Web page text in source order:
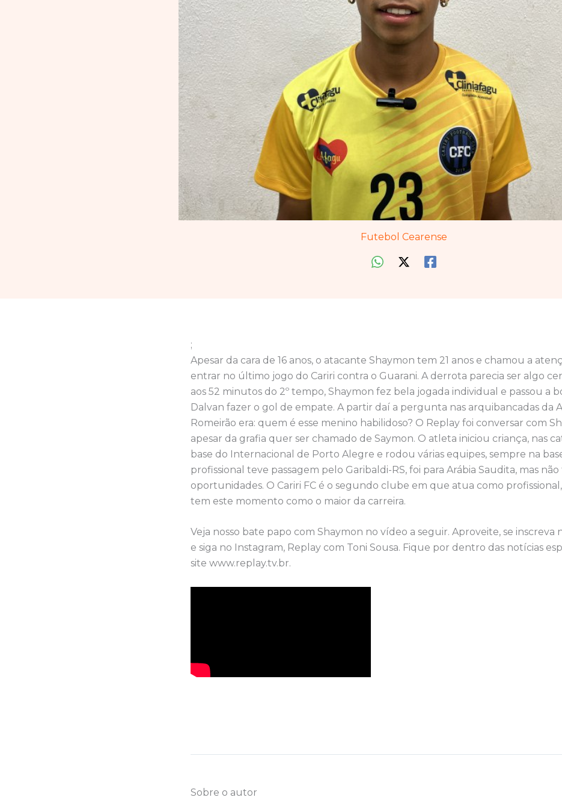
Futebol Cearense
;
Apesar da cara de 16 anos, o atacante Shaymon tem 21 anos e chamou a
entrar no último jogo do Cariri contra o Guarani. A derrota parecia ser algo
aos 52 minutos do 2º tempo, Shaymon fez bela jogada individual e passou a
Dalvan fazer o gol de empate. A partir daí a pergunta nas arquibancadas da
Romeirão era: quem é esse menino habilidoso? O Replay foi conversar com
apesar da grafia quer ser chamado de Saymon. O atleta iniciou criança, nas
base do Internacional de Porto Alegre e rodou várias equipes, sempre na
profissional teve passagem pelo Garibaldi-RS, foi para Arábia Saudita, mas
oportunidades. O Cariri FC é o segundo clube em que atua como profissional,
tem este momento como o maior da carreira.
Veja nosso bate papo com Shaymon no vídeo a seguir. Aproveite, se inscreva
e siga no Instagram, Replay com Toni Sousa. Fique por dentro das notícias
site www.replay.tv.br.
Sobre o autor